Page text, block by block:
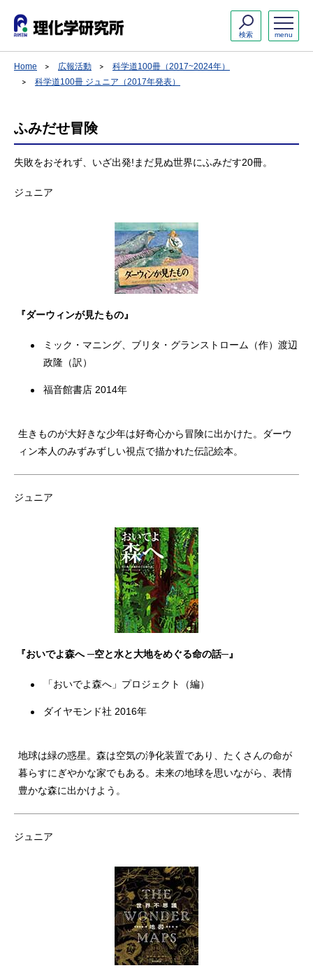
menu
検索
Home 広報活動
科学道100冊（2017~2024年）
科学道100冊 ジュニア（2017年発表）
ふみだせ冒険
失敗をおそれず、いざ出発!まだ見ぬ世界にふみだす20冊。
ジュニア
『ダーウィンが見たもの』
ミック・マニング、ブリタ・グランストローム（作）渡辺
政隆（訳）
福音館書店 2014年
生きものが大好きな少年は好奇心から冒険に出かけた。ダーウ
ィン本人のみずみずしい視点で描かれた伝記絵本。
ジュニア
『おいでよ森へ ─空と水と大地をめぐる命の話─』
「おいでよ森へ」プロジェクト（編）
ダイヤモンド社 2016年
地球は緑の惑星。森は空気の浄化装置であり、たくさんの命が
暮らすにぎやかな家でもある。未来の地球を思いながら、表情
豊かな森に出かけよう。
ジュニア